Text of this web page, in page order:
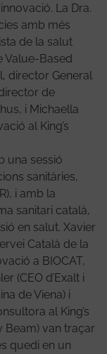
La Dra.
amb més
de la salut
Value-Based
director General
de
i Michaella
al King’s
una sessió
sanitàries,
i amb la
sanitari català,
en salut. Xavier
Català de la
a BIOCAT,
(CEO d’Exalt i
de Viena) i
al King’s
Beam) van traçar
quedi en un